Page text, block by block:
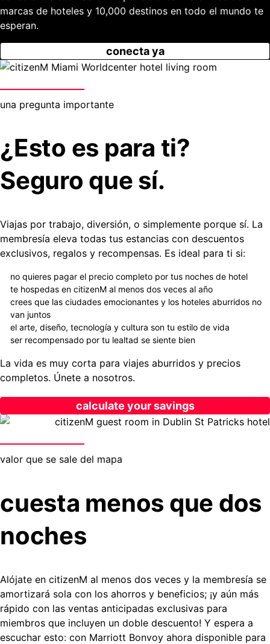
marcas de hoteles y 10,000 destinos en todo el mundo te
esperan.
conecta ya
una pregunta importante
¿Esto es para ti?
Seguro que sí.
Viajas por trabajo, diversión, o simplemente porque sí. La
membresía eleva todas tus estancias con descuentos
exclusivos, regalos y recompensas. Es ideal para ti si:
no quieres pagar el precio completo por tus noches de hotel
te hospedas en citizenM al menos dos veces al año
crees que las ciudades emocionantes y los hoteles aburridos no
van juntos
el arte, diseño, tecnología y cultura son tu estilo de vida
ser recompensado por tu lealtad se siente bien
La vida es muy corta para viajes aburridos y precios
completos. Únete a nosotros.
calculate your savings
valor que se sale del mapa
cuesta menos que dos
noches
Alójate en citizenM al menos dos veces y la membresía se
amortizará sola con los ahorros y beneficios; ¡y aún más
rápido con las ventas anticipadas exclusivas para
miembros que incluyen un doble descuento! Y espera a
escuchar esto: con Marriott Bonvoy ahora disponible para